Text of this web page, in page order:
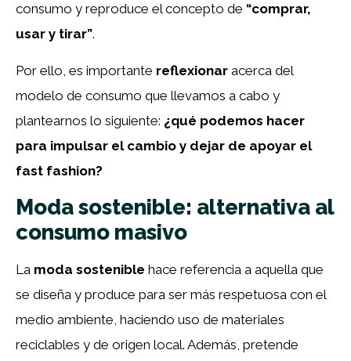
consumo y reproduce el concepto de “comprar,
usar y tirar”.
Por ello, es importante reflexionar acerca del
modelo de consumo que llevamos a cabo y
plantearnos lo siguiente: ¿qué podemos hacer
para impulsar el cambio y dejar de apoyar el
fast fashion?
Moda sostenible: alternativa al
consumo masivo
La moda sostenible hace referencia a aquella que
se diseña y produce para ser más respetuosa con el
medio ambiente, haciendo uso de materiales
reciclables y de origen local. Además, pretende